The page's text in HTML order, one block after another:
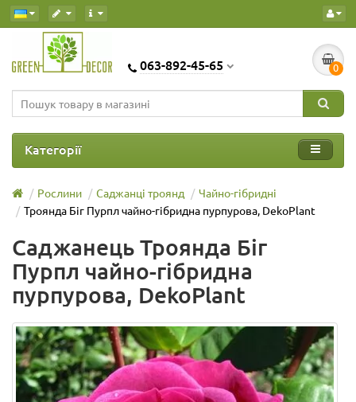
063-892-45-65 0
Категорії
Рослини Саджанці троянд
Чайно-гібридні
Троянда Біг Пурпл чайно-гібридна пурпурова, DekoPlant
Саджанець Троянда Біг
Пурпл чайно-гібридна
пурпурова, DekoPlant